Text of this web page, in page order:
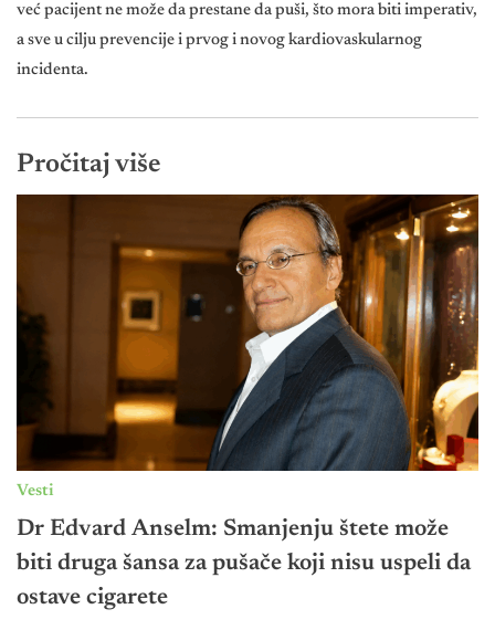
već pacijent ne može da prestane da puši, što mora biti imperativ,
a sve u cilju prevencije i prvog i novog kardiovaskularnog
incidenta.
Pročitaj više
Vesti
Dr Edvard Anselm: Smanjenju štete može
biti druga šansa za pušače koji nisu uspeli da
ostave cigarete